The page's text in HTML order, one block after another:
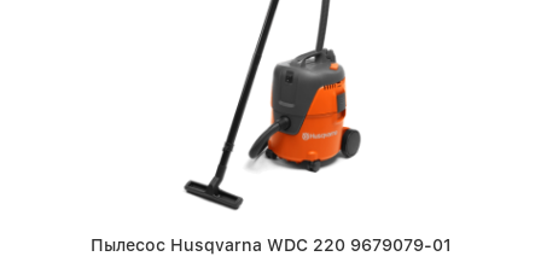
Пылесос Husqvarna WDC 220 9679079-01